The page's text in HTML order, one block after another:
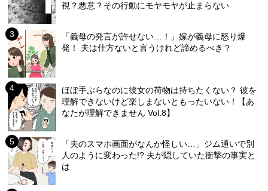
視？悪意？その行動にモヤモヤが止まらない
「義母の発言が許せない…！」嫁が義母に怒り爆
発！ 夫は仕方ないと言うけれど諦めるべき？
ほぼ手ぶらなのに彼女の荷物は持ちたくない？ 彼を
理解できないけど楽しまないともったいない！【あ
なたが理解できません Vol.8】
「夫のスマホ画面がなんか怪しい…」ジム通いで別
人のように変わった!? 夫が隠していた衝撃の事実と
は